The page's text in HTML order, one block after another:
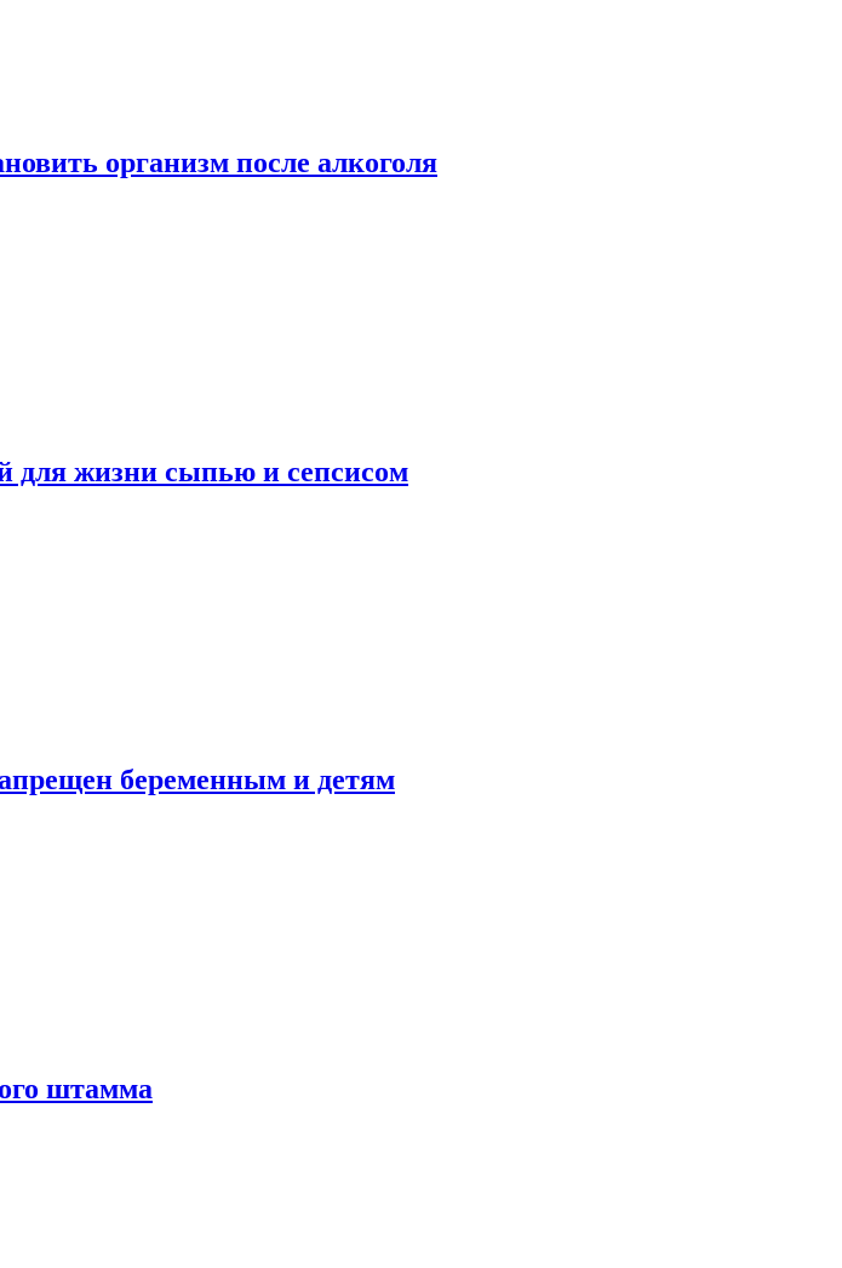
организм после алкоголя
для жизни сыпью и сепсисом
беременным и детям
штамма